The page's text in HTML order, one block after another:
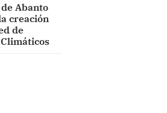
Abanto
creación
de